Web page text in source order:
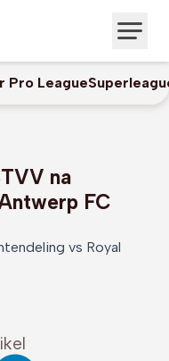
Pro League
na
FC
vs Royal